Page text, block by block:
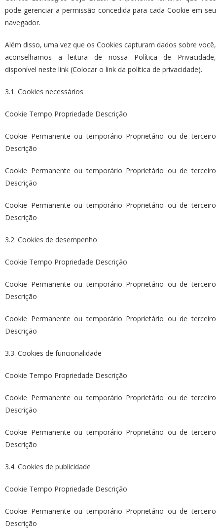
pode gerenciar a permissão concedida para cada Cookie em seu
navegador.
Além disso, uma vez que os Cookies capturam dados sobre você,
aconselhamos a leitura de nossa Política de Privacidade,
disponível neste link (Colocar o link da política de privacidade).
3.1. Cookies necessários
Cookie Tempo Propriedade Descrição
Cookie Permanente ou temporário Proprietário ou de terceiro
Descrição
Cookie Permanente ou temporário Proprietário ou de terceiro
Descrição
Cookie Permanente ou temporário Proprietário ou de terceiro
Descrição
3.2. Cookies de desempenho
Cookie Tempo Propriedade Descrição
Cookie Permanente ou temporário Proprietário ou de terceiro
Descrição
Cookie Permanente ou temporário Proprietário ou de terceiro
Descrição
3.3. Cookies de funcionalidade
Cookie Tempo Propriedade Descrição
Cookie Permanente ou temporário Proprietário ou de terceiro
Descrição
Cookie Permanente ou temporário Proprietário ou de terceiro
Descrição
3.4. Cookies de publicidade
Cookie Tempo Propriedade Descrição
Cookie Permanente ou temporário Proprietário ou de terceiro
Descrição